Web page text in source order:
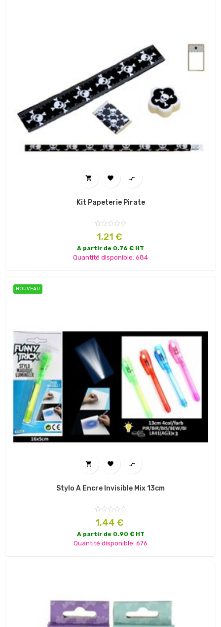
  
Kit Papeterie Pirate
Prix
1,21 €
A partir de 0.76 € HT
Quantité disponible: 684
NOUVEAU
  
Stylo À Encre Invisible Mix 13cm
Prix
1,44 €
A partir de 0.90 € HT
Quantité disponible: 676